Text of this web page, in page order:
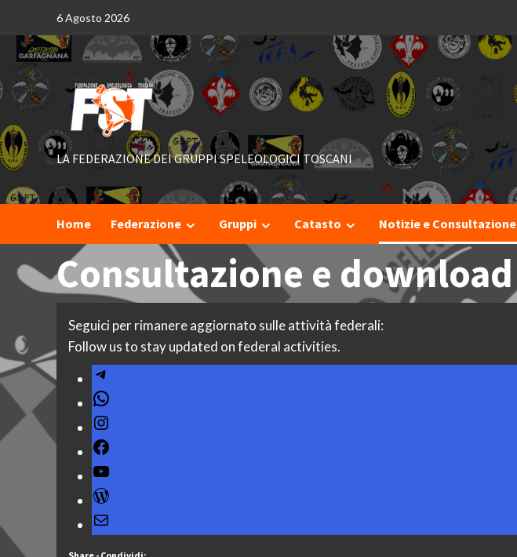
content
6 Agosto 2026
LA FEDERAZIONE DEI GRUPPI SPELEOLOGICI TOSCANI
Home Federazione Gruppi Catasto Notizie e Consultazione
Consultazione e download
Seguici per rimanere aggiornato sulle attività federali:
Follow us to stay updated on federal activities.